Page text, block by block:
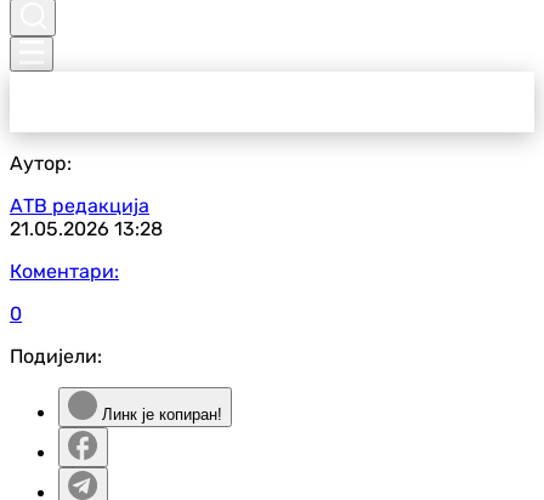
Аутор:
АТВ редакција
21.05.2026 13:28
Коментари:
0
Подијели:
Линк је копиран!